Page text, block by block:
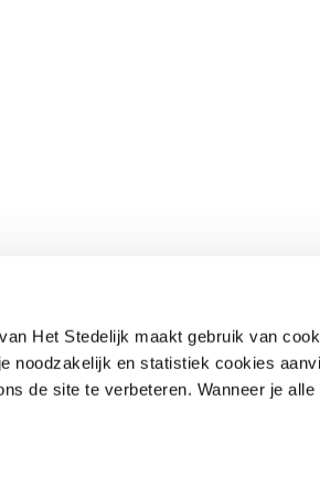
Het Stedelijk maakt gebruik van
noodzakelijk en statistiek cookies
de site te verbeteren. Wanneer je